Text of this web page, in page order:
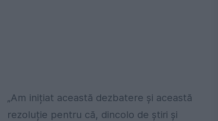
„Am inițiat această dezbatere și această
rezoluție pentru că, dincolo de știri și